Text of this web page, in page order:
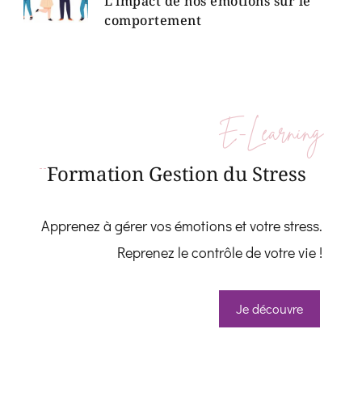
comportement
E-Learning
Formation Gestion du Stress
Apprenez à gérer vos émotions et votre stress.
Reprenez le contrôle de votre vie !
Je découvre
Whatsapp